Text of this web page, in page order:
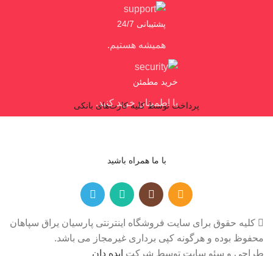
پشتیبانی 24/7
همیشه هستیم.
خرید مطمئن
با اطمینان خرید کنید.
پرداخت توسط کلیه کارت‌های بانکی
با ما همراه باشید
کلیه حقوق برای سایت فروشگاه اینترنتی پارسیان یراق سپاهان
محفوظ بوده و هرگونه کپی برداری غیرمجاز می باشد.
طراحی و سئو سایت توسط شرکت ایده دان